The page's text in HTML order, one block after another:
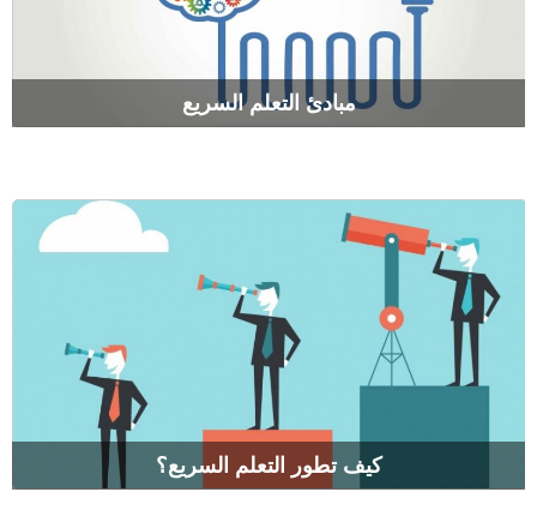
مبادئ التعلم السريع
كيف تطور التعلم السريع؟